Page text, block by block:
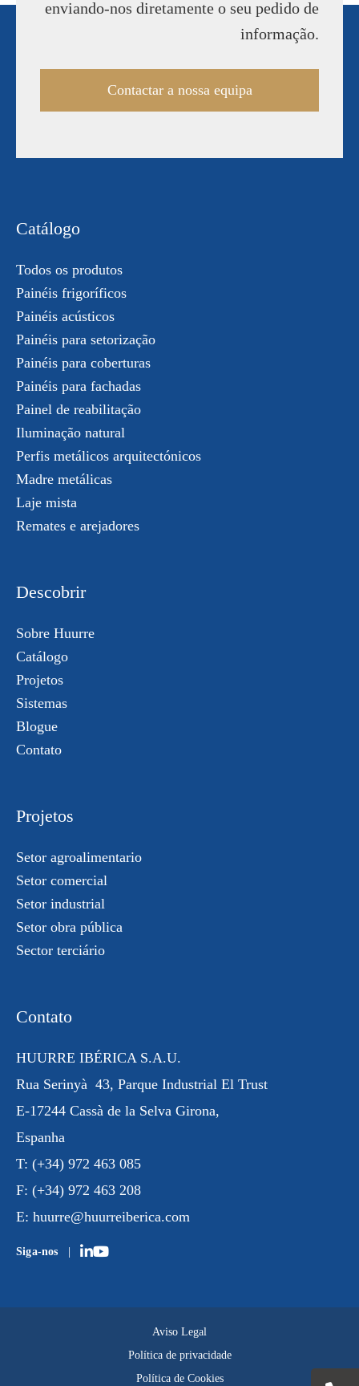
enviando-nos diretamente o seu pedido de
informação.
Contactar a nossa equipa
Catálogo
Todos os produtos
Painéis frigoríficos
Painéis acústicos
Painéis para setorização
Painéis para coberturas
Painéis para fachadas
Painel de reabilitação
Iluminação natural
Perfis metálicos arquitectónicos
Madre metálicas
Laje mista
Remates e arejadores
Descobrir
Sobre Huurre
Catálogo
Projetos
Sistemas
Blogue
Contato
Projetos
Setor agroalimentario
Setor comercial
Setor industrial
Setor obra pública
Sector terciário
Contato
HUURRE IBÉRICA S.A.U.
Rua Serinyà 43, Parque Industrial El Trust
E-17244 Cassà de la Selva Girona,
Espanha
T: (+34) 972 463 085
F: (+34) 972 463 208
E: huurre@huurreiberica.com
Siga-nos
Aviso Legal
Política de privacidade
Política de Cookies